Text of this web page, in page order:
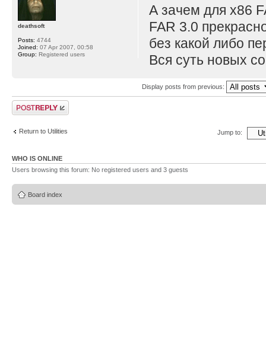
А зачем для x86
FAR 3.0
без какой либо
Вся суть новых
deathsoft
Posts: 4744
Joined: 07 Apr 2007, 00:58
Group: Registered users
Display posts from previous:
Post a reply
Return to Utilities Jump to:
WHO IS ONLINE
Users browsing this forum: No registered users and 3 guests
Board index